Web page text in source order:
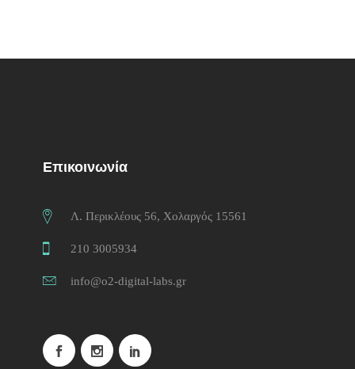
Επικοινωνία
Λ. Περικλέους 56, Χολαργός 15561
210 3005934
info@o2-digital-labs.gr